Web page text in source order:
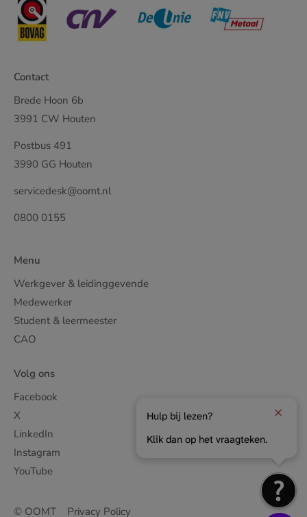
Contact
Brede Hoon 6b
3991 CW Houten
Postbus 491
3990 GG Houten
servicedesk@oomt.nl
0800 0155
Menu
Werkgever & leidinggevende
Medewerker
Student & leermeester
CAO
Volg ons
Facebook
X
LinkedIn
Instagram
YouTube
© OOMT Privacy Policy
Hulp bij lezen?
Klik dan op het vraagteken.